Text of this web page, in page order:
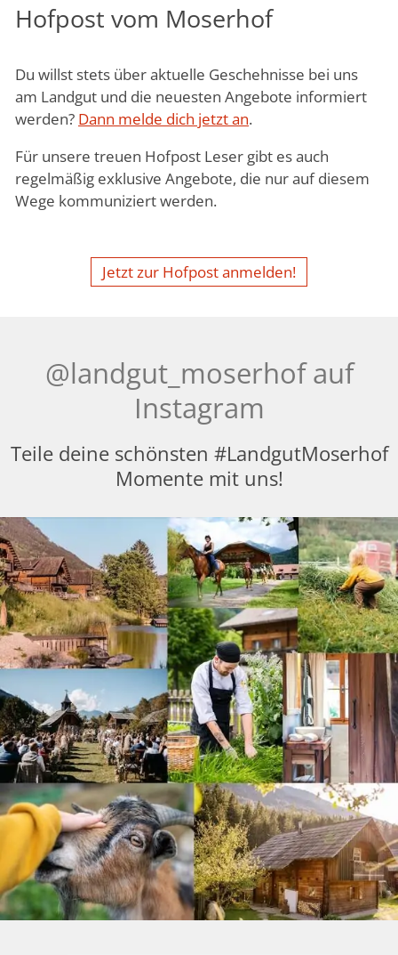
Hofpost vom Moserhof
Du willst stets über aktuelle Geschehnisse bei uns
am Landgut und die neuesten Angebote informiert
werden? Dann melde dich jetzt an.
Für unsere treuen Hofpost Leser gibt es auch
regelmäßig exklusive Angebote, die nur auf diesem
Wege kommuniziert werden.
Jetzt zur Hofpost anmelden!
@landgut_moserhof auf
Instagram
Teile deine schönsten #LandgutMoserhof
Momente mit uns!